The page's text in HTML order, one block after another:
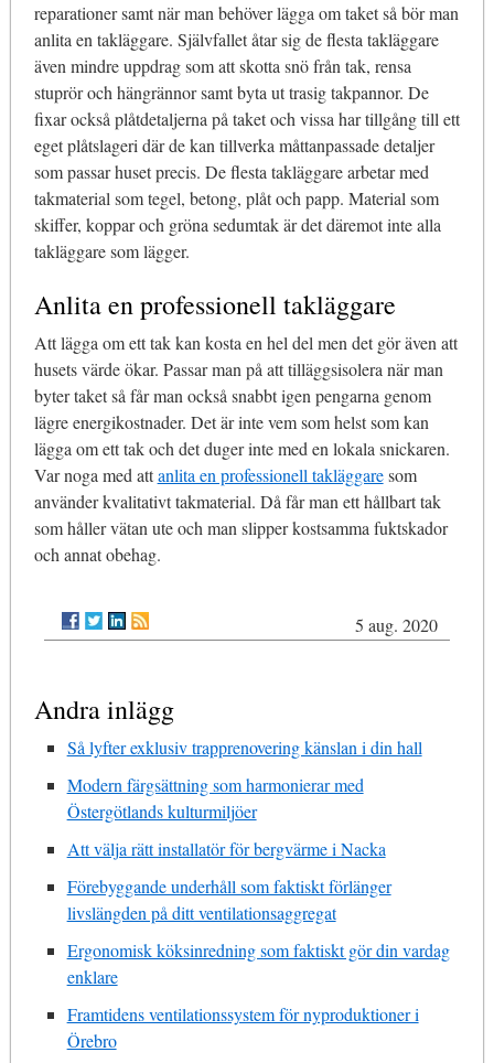
reparationer samt när man behöver lägga om taket så bör man
anlita en takläggare. Självfallet åtar sig de flesta takläggare
även mindre uppdrag som att skotta snö från tak, rensa
stuprör och hängrännor samt byta ut trasig takpannor. De
fixar också plåtdetaljerna på taket och vissa har tillgång till ett
eget plåtslageri där de kan tillverka måttanpassade detaljer
som passar huset precis. De flesta takläggare arbetar med
takmaterial som tegel, betong, plåt och papp. Material som
skiffer, koppar och gröna sedumtak är det däremot inte alla
takläggare som lägger.
Anlita en professionell takläggare
Att lägga om ett tak kan kosta en hel del men det gör även att
husets värde ökar. Passar man på att tilläggsisolera när man
byter taket så får man också snabbt igen pengarna genom
lägre energikostnader. Det är inte vem som helst som kan
lägga om ett tak och det duger inte med en lokala snickaren.
Var noga med attanlita en professionell takläggaresom
använder kvalitativt takmaterial. Då får man ett hållbart tak
som håller vätan ute och man slipper kostsamma fuktskador
och annat obehag.
5 aug. 2020
Andra inlägg
Så lyfter exklusiv trapprenovering känslan i din hall
Modern färgsättning som harmonierar med
Östergötlands kulturmiljöer
Att välja rätt installatör för bergvärme i Nacka
Förebyggande underhåll som faktiskt förlänger
livslängden på ditt ventilationsaggregat
Ergonomisk köksinredning som faktiskt gör din vardag
enklare
Framtidens ventilationssystem för nyproduktioner i
Örebro